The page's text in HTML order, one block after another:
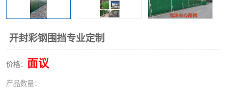
开封彩钢围挡专业定制
价格： 面议
产品数量：